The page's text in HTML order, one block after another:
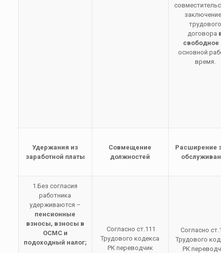
трудового
договора
свободное
основной
время.
Удержания из
заработной платы
Совмещение
должностей
Расширение
1.Без согласия
работника
удерживаются –
пенсионные
взносы, взносы в
ОСМС и
подоходный налог;
Согласно ст.111
Трудового кодекса
РК переводчик
Согласно
Трудового
РК